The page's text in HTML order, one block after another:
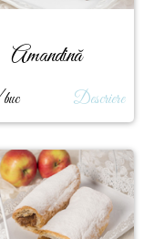
Amandină
Descriere